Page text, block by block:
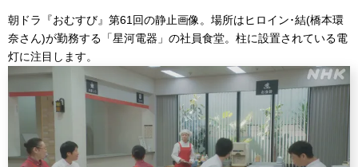
朝ドラ『おむすび』第61回の静止画像。場所はヒロイン･結(橋本環
奈さん)が勤務する「星河電器」の社員食堂。柱に設置されている電
灯に注目します。